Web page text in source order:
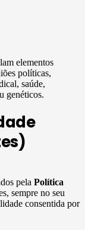
elementos
políticas,
saúde,
genéticos.
pela Política
sempre no seu
consentida por